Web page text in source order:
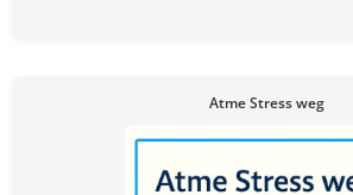
Atme Stress weg